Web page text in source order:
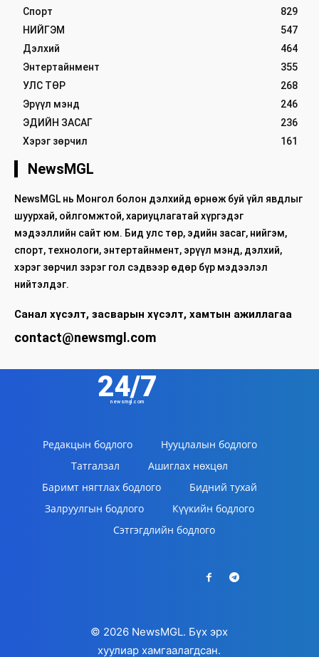
Спорт
829
НИЙГЭМ
547
Дэлхий
464
Энтертайнмент
355
УЛС ТӨР
268
Эрүүл мэнд
246
ЭДИЙН ЗАСАГ
236
Хэрэг зөрчил
161
NewsMGL
NewsMGL нь Монгол болон дэлхийд өрнөж буй үйл явдлыг
шуурхай, ойлгомжтой, хариуцлагатай хүргэдэг
мэдээллийн сайт юм. Бид улс төр, эдийн засаг, нийгэм,
спорт, технологи, энтертайнмент, эрүүл мэнд, дэлхий,
хэрэг зөрчил зэрэг гол сэдвээр өдөр бүр мэдээлэл
нийтэлдэг.
Санал хүсэлт, засварын хүсэлт, хамтын ажиллагаа
contact@newsmgl.com
24/7
newsmgl.com
Редакцын бодлого
Нууцлалын бодлого
Татгалзал
Ашиглах нөхцөл
Баримт нягтлах бодлого
Бидний тухай
Залруулгын бодлого
Күүкийн бодлого
Сэтгэгдлийн бодлого
© 2026 NewsMGL. Бүх эрх
хуулиар хамгаалагдсан.